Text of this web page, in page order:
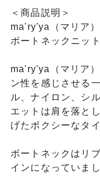
＜商品説明＞
ma'ry'ya（マリア
ボートネックニット
ma'ry'ya（マリア
ン性を感じさせる
ル、ナイロン、シ
エットは肩を落と
げたボクシーなタイ
ボートネックはリ
インになっていま